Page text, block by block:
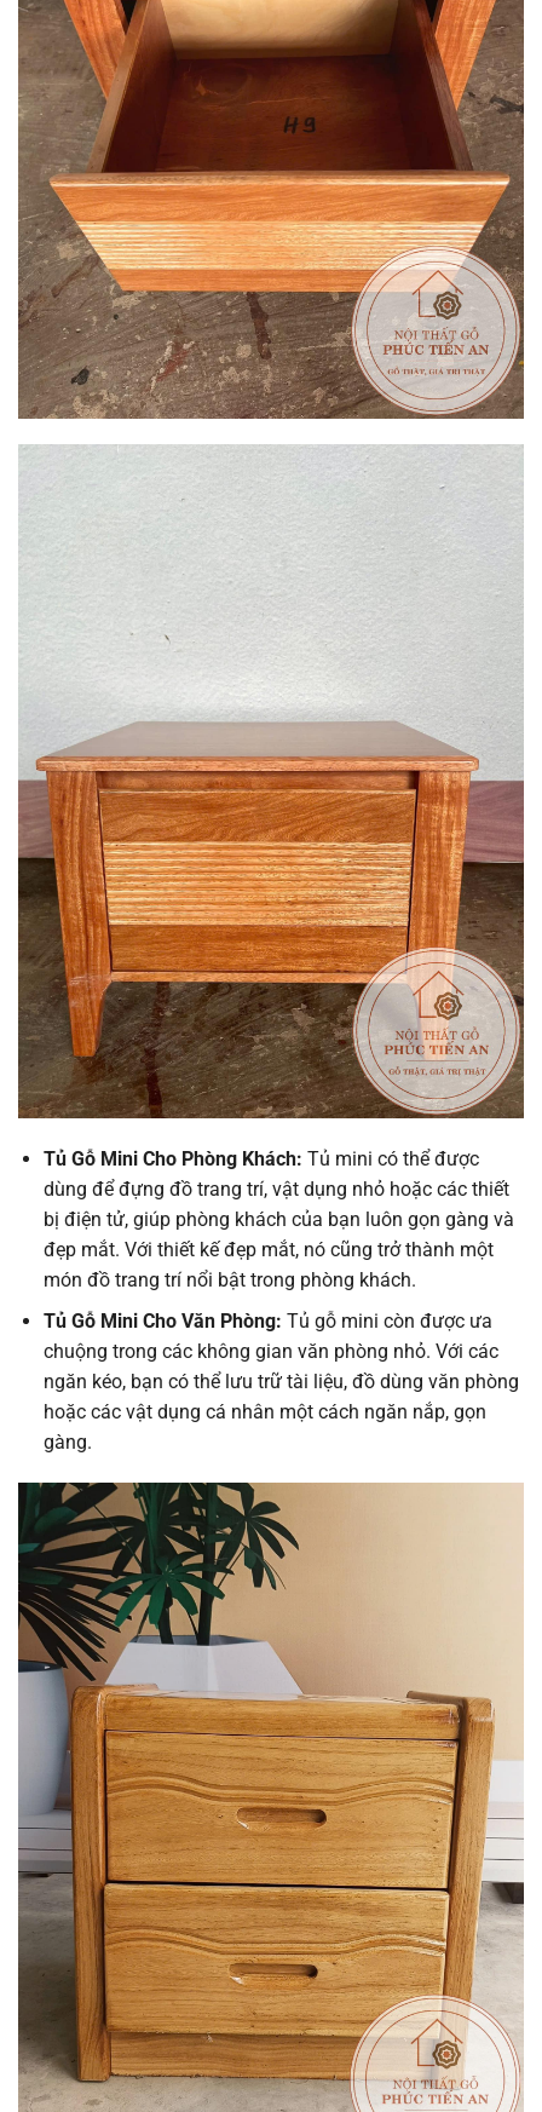
Tủ Gỗ Mini Cho Phòng Khách: Tủ mini có thể được
dùng để đựng đồ trang trí, vật dụng nhỏ hoặc các thiết
bị điện tử, giúp phòng khách của bạn luôn gọn gàng và
đẹp mắt. Với thiết kế đẹp mắt, nó cũng trở thành một
món đồ trang trí nổi bật trong phòng khách.
Tủ Gỗ Mini Cho Văn Phòng: Tủ gỗ mini còn được ưa
chuộng trong các không gian văn phòng nhỏ. Với các
ngăn kéo, bạn có thể lưu trữ tài liệu, đồ dùng văn phòng
hoặc các vật dụng cá nhân một cách ngăn nắp, gọn
gàng.